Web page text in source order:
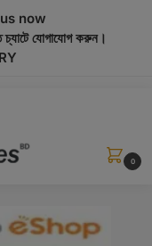
now
চ্যাটে যোগাযোগ করুন।
0